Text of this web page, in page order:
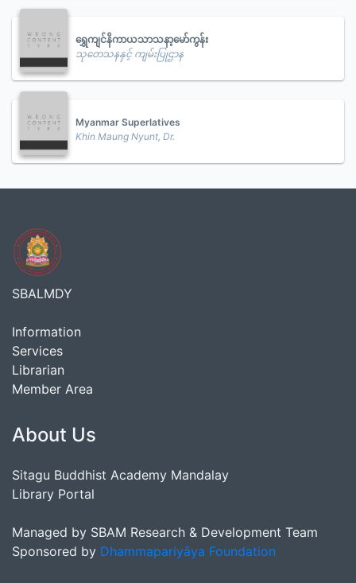
ရွှေကျင်နိကာယသာသနာ့မော်ကွန်း
သုတေသနနှင့် ကျမ်းပြုဌာန
Myanmar Superlatives
Khin Maung Nyunt, Dr.
SBALMDY
Information
Services
Librarian
Member Area
About Us
Sitagu Buddhist Academy Mandalay
Library Portal
Managed by SBAM Research & Development Team
Sponsored by Dhammapariyāya Foundation